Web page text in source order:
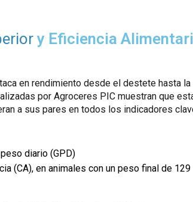
y Eficiencia
en rendimiento desde el destete hasta la
por Agroceres PIC muestran que
a sus pares en todos los indicadores
diario (GPD)
(CA), en animales con un peso final de 129